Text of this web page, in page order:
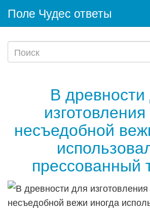
Поле Чудес ответы
В
несъедобной
прессованный